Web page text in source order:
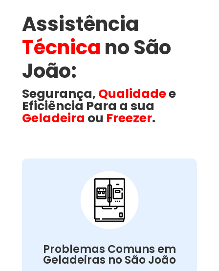
Assistência
Técnica no São
João​:
Segurança, Qualidadee
Eficiência Para a sua
Geladeira ou Freezer.
Problemas Comuns em
Geladeiras no São João
Problemas Comuns
em Geladeiras:
Quando isso acontece, o impacto no seu dia a
Felizmente, a
Wandertec
oferece
serviços
especializados de conserto de geladeiras